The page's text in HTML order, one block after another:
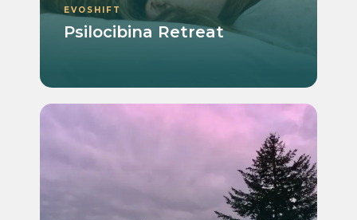
EVOSHIFT
Psilocibina Retreat